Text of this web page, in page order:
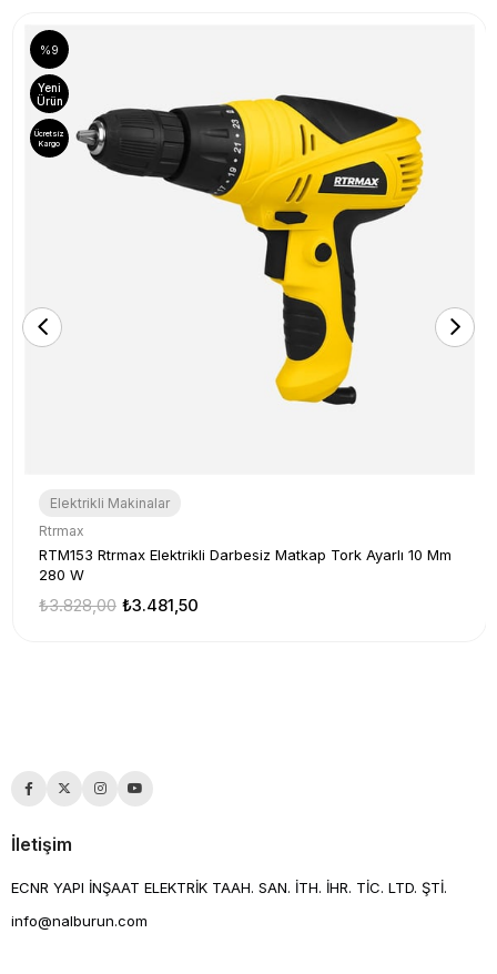
Elektrikli Makinalar
Rtrmax
RTM153 Rtrmax Elektrikli Darbesiz Matkap Tork Ayarlı 10 Mm
280 W
₺3.481,50
₺3.828,00
%9
Yeni
Ürün
Ücretsiz
Kargo
İletişim
ECNR YAPI İNŞAAT ELEKTRİK TAAH. SAN. İTH. İHR. TİC. LTD. ŞTİ.
info@nalburun.com